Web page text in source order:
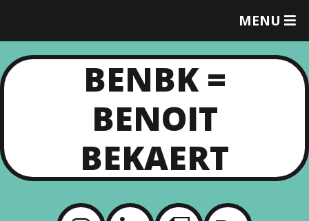
MENU
T
G
L
U
BENBK =
BENOIT
BEKAERT